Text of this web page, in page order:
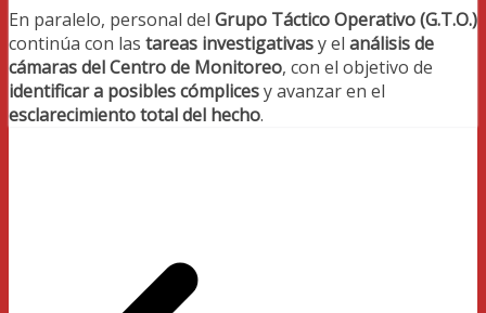
En paralelo, personal del Grupo Táctico Operativo (G.T.O.)
continúa con las tareas investigativasy el análisis de
cámaras del Centro de Monitoreo, con el objetivo de
identificar a posibles cómplicesy avanzar en el
esclarecimiento total del hecho.